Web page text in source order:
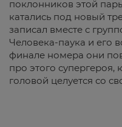
поклонников этой
катались под новый
записал вместе с
Человека-паука и его
финале номера они
про этого супергероя,
головой целуется со